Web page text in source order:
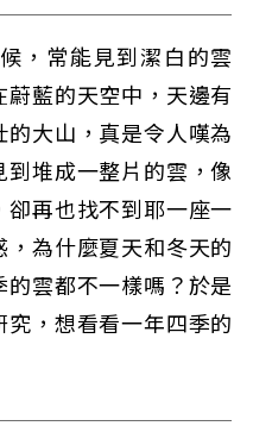
，常能見到潔白的雲
藍的天空中，天邊有
的大山，真是令人嘆為
堆成一整片的雲，像
再也找不到耶一座一
為什麼夏天和冬天的
雲都不一樣嗎？於是
，想看看一年四季的